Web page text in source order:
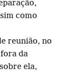
como
reunião, no
da
ela,